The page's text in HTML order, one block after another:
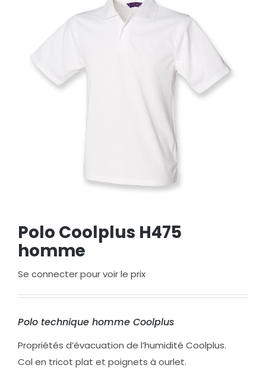
Polo Coolplus H475
homme
Se connecter pour voir le prix
Polo technique homme Coolplus
Propriétés d’évacuation de l’humidité Coolplus.
Col en tricot plat et poignets à ourlet.